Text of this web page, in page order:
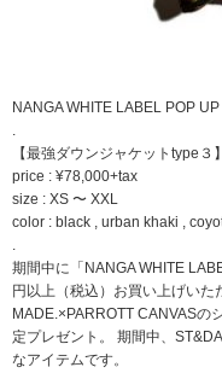
NANGA WHITE LABEL POP
.
【最強ダウンジャケットtype３】
price : ¥78,000+tax
size : XS 〜 XXL
color : black , urban khaki ,
.
期間中に「NANGA WHITE
円以上（税込）お買い上げい
MADE.×PARROTT CANVASの
定プレゼント。 期間中、
なアイテムです。